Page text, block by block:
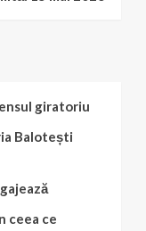
giratoriu
Balotești
ceea ce